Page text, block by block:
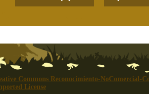
Commons Reconocimiento-NoComercial-
License